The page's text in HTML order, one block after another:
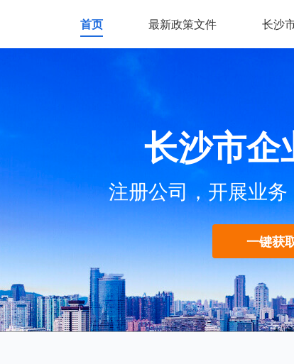
首页 最新政策文件 长沙
长沙市企
注册公司，开展业
一键获